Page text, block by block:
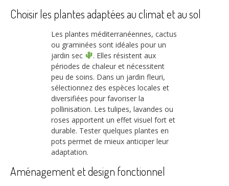
Choisir les plantes adaptées au climat et au sol
Les plantes méditerranéennes, cactus
ou graminées sont idéales pour un
jardin sec
. Elles résistent aux
périodes de chaleur et nécessitent
peu de soins. Dans un jardin fleuri,
sélectionnez des espèces locales et
diversifiées pour favoriser la
pollinisation. Les tulipes, lavandes ou
roses apportent un effet visuel fort et
durable. Tester quelques plantes en
pots permet de mieux anticiper leur
adaptation.
Aménagement et design fonctionnel